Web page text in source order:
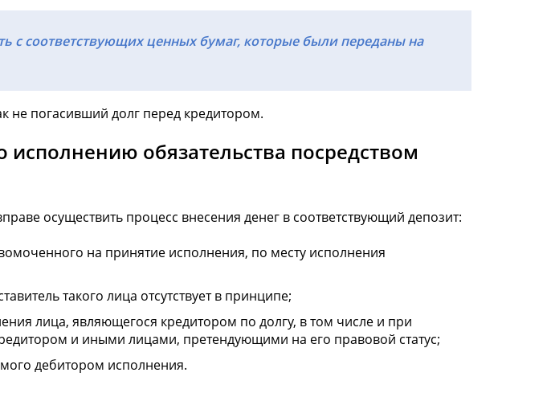
соответствующих ценных бумаг, которые были переданы на
не погасивший долг перед кредитором.
обязательства посредством
осуществить процесс внесения денег в соответствующий депозит:
на принятие исполнения, по месту исполнения
такого лица отсутствует в принципе;
лица, являющегося кредитором по долгу, в том числе и при
и иными лицами, претендующими на его правовой статус;
дебитором исполнения.